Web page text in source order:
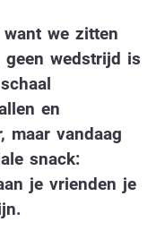
want we zitten
geen wedstrijd is
en
maar vandaag
snack:
je vrienden je